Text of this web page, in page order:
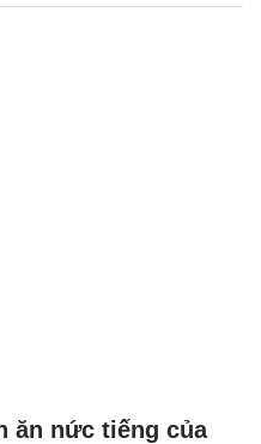
ăn nức tiếng của